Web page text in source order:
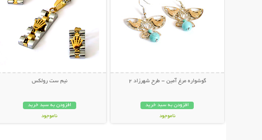
گوشواره مرغ آمين - طرح شهرزاد 2
افزودن به سبد خرید
ناموجود
نیم ست رولکس
افزودن به سبد خرید
ناموجود